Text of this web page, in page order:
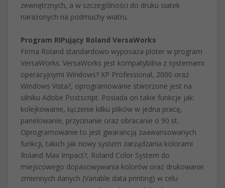
zewnętrznych, a w szczególności do druku siatek
narażonych na podmuchy wiatru.
Program RIPujący Roland VersaWorks
Firma Roland standardowo wyposaża ploter w program
VersaWorks. VersaWorks jest kompatybilna z systemami
operacyjnymi Windows? XP Professional, 2000 oraz
Windows Vista?, oprogramowanie stworzone jest na
silniku Adobe Postscript. Posiada on takie funkcje jak:
kolejkowanie, łączenie kilku plików w jedna pracę,
panelowanie, przycinanie oraz obracanie o 90 st.
Oprogramowanie to jest gwarancją zaawansowanych
funkcji, takich jak nowy system zarządzania kolorami
Roland Max Impact?, Roland Color System do
miejscowego dopasowywania kolorów oraz drukowanie
zmiennych danych (Variable data printing) w celu